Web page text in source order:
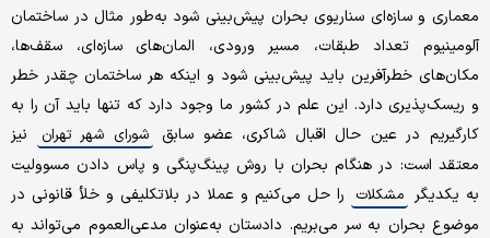
معماری و سازه‌ای سناریوی بحران پیش‌بینی شود به‌طور مثال در ساختمان
آلومینیوم تعداد طبقات، مسیر ورودی، المان‌های سازه‌ای، سقف‌ها،
مکان‌های خطرآفرین باید پیش‌بینی شود و اینکه هر ساختمان چقدر خطر
و ریسک‌پذیری دارد. این علم در کشور ما وجود دارد که تنها باید آن را به
کارگیریم در عین حال اقبال شاکری، عضو سابق
شورای شهر تهران
نیز
معتقد است: در هنگام بحران با روش پینگ‌پنگی و پاس دادن مسوولیت
به یکدیگر مشکلات را حل می‌کنیم و عملا در بلاتکلیفی و خلأ قانونی در
موضوع بحران به سر می‌بریم. دادستان به‌عنوان مدعی‌العموم می‌تواند به